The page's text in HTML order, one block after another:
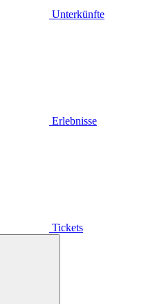
Unterkünfte
Erlebnisse
Tickets